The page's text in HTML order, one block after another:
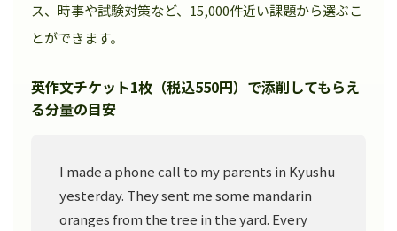
ス、時事や試験対策など、15,000件近い課題から選ぶこ
とができます。
英作文チケット1枚（税込550円）で添削してもらえ
る分量の目安
I made a phone call to my parents in Kyushu
yesterday. They sent me some mandarin
oranges from the tree in the yard. Every